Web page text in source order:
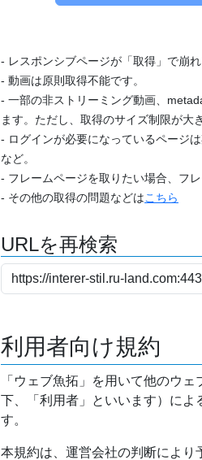
- レスポンシブページが「取得」で崩
- 動画は原則取得不能です。
- 一部の非ストリーミング動画、
ます。ただし、取得のサイズ制限が大
- ログインが必要になっているページ
など。
- フレームページを取りたい場合、フ
- その他の取得の問題などはこちら
URLを再検索
利用者向け規約
「ウェブ魚拓」を用いて他のウ
下、「利用者」といいます）によ
す。
本規約は、運営会社の判断により